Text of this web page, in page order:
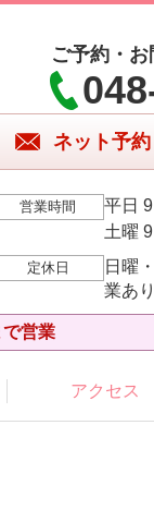
ご予約・
ネット予約
営業時間
平日
土曜
定休日
日曜
業あ
営業
アクセス